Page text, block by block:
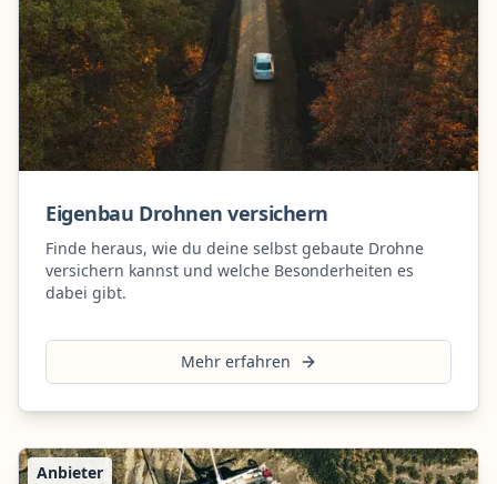
Eigenbau Drohnen versichern
Finde heraus, wie du deine selbst gebaute Drohne
versichern kannst und welche Besonderheiten es
dabei gibt.
Mehr erfahren
Anbieter